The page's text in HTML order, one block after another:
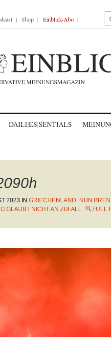
Shop Einblick-Abo
DAILI|ES|SENTIALS
2023 IN GRIECHENLAND: NUN
GLAUBT NICHT AN ZUFALL
FULL